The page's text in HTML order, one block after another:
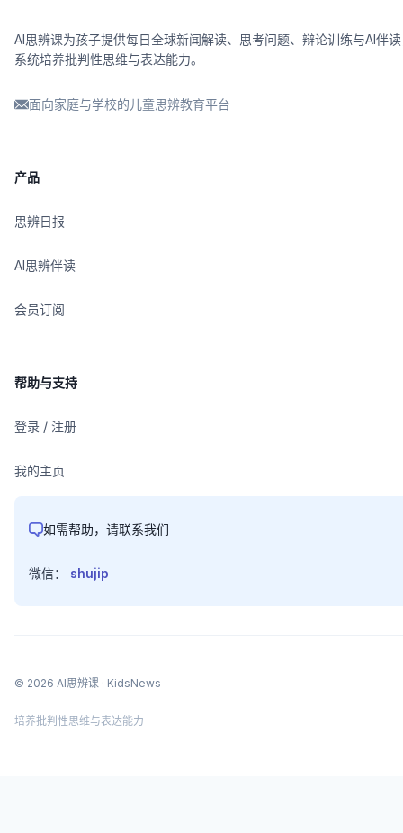
AI思辨课为孩子提供每日全球新闻解读、思考问题、辩论训练与AI伴
系统培养批判性思维与表达能力。
面向家庭与学校的儿童思辨教育平台
产品
思辨日报
AI思辨伴读
会员订阅
帮助与支持
登录 / 注册
我的主页
如需帮助，请联系我们
微信： shujip
© 2026 AI思辨课 · KidsNews
培养批判性思维与表达能力